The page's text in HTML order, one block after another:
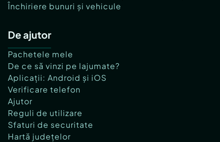
Închiriere bunuri și vehicule
De ajutor
Pachetele mele
De ce să vinzi pe lajumate?
Aplicații: Android și iOS
Verificare telefon
Ajutor
Reguli de utilizare
Sfaturi de securitate
Hartă județelor